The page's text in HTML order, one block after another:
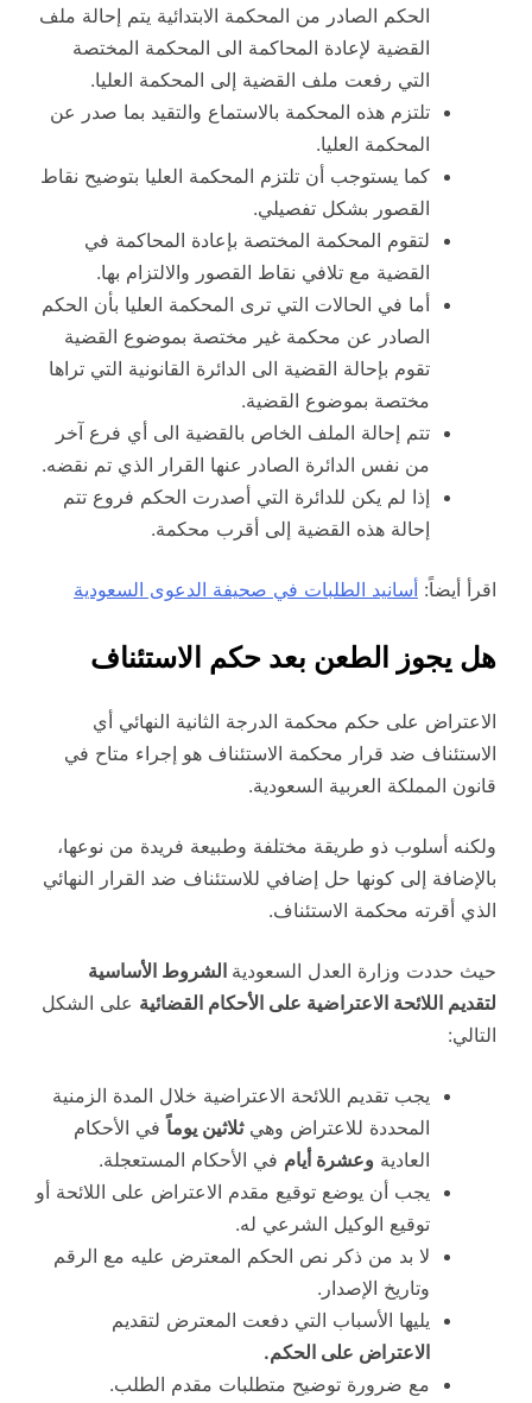
الحكم الصادر من المحكمة الابتدائية يتم إحالة ملف
القضية لإعادة المحاكمة الى المحكمة المختصة
التي رفعت ملف القضية إلى المحكمة العليا.
تلتزم هذه المحكمة بالاستماع والتقيد بما صدر عن
المحكمة العليا.
كما يستوجب أن تلتزم المحكمة العليا بتوضيح نقاط
القصور بشكل تفصيلي.
لتقوم المحكمة المختصة بإعادة المحاكمة في
القضية مع تلافي نقاط القصور والالتزام بها.
أما في الحالات التي ترى المحكمة العليا بأن الحكم
الصادر عن محكمة غير مختصة بموضوع القضية
تقوم بإحالة القضية الى الدائرة القانونية التي تراها
مختصة بموضوع القضية.
تتم إحالة الملف الخاص بالقضية الى أي فرع آخر
من نفس الدائرة الصادر عنها القرار الذي تم نقضه.
إذا لم يكن للدائرة التي أصدرت الحكم فروع تتم
إحالة هذه القضية إلى أقرب محكمة.
اقرأ أيضاً: أسانيد الطلبات في صحيفة الدعوى السعودية
هل يجوز الطعن بعد حكم الاستئناف
الاعتراض على حكم محكمة الدرجة الثانية النهائي أي
الاستئناف ضد قرار محكمة الاستئناف هو إجراء متاح في
قانون المملكة العربية السعودية.
ولكنه أسلوب ذو طريقة مختلفة وطبيعة فريدة من نوعها،
بالإضافة إلى كونها حل إضافي للاستئناف ضد القرار النهائي
الذي أقرته محكمة الاستئناف.
حيث حددت وزارة العدل السعودية الشروط الأساسية
لتقديم اللائحة الاعتراضية على الأحكام القضائية على الشكل
التالي:
يجب تقديم اللائحة الاعتراضية خلال المدة الزمنية
المحددة للاعتراض وهيثلاثين يوماً في الأحكام
العادية وعشرة أيام في الأحكام المستعجلة.
يجب أن يوضع توقيع مقدم الاعتراض على اللائحة أو
توقيع الوكيل الشرعي له.
لا بد من ذكر نص الحكم المعترض عليه مع الرقم
وتاريخ الإصدار.
يليها الأسباب التي دفعت المعترض لتقديم
الاعتراض على الحكم.
مع ضرورة توضيح متطلبات مقدم الطلب.